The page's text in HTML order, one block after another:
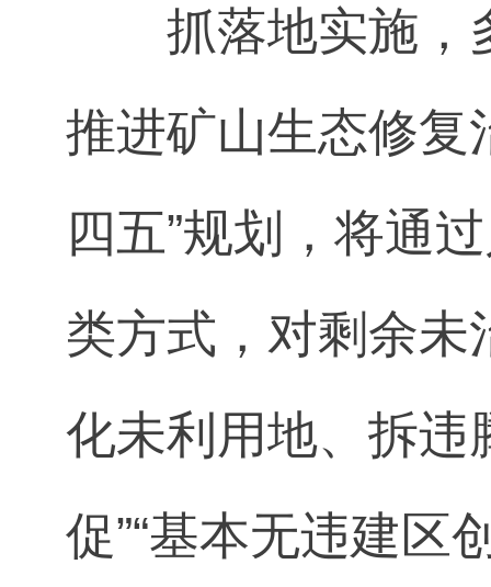
抓落地实施，
推进矿山生态修复
四五”规划，将通
类方式，对剩余未
化未利用地、拆违
促”“基本无违建区